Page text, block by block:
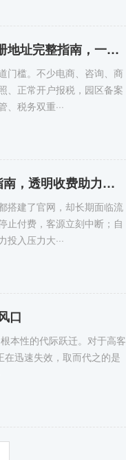
上海创业无办公场地怎么办？园区合规虚拟注册地址完整指南，一站式代办无隐形收费
门槛。不少电商、咨询、商
、正常开户报税，园区备案
税务双重···
上海 SEO 优化公司怎么选？本土代运营避坑指南，透明收费助力企业降本增效
搭建了官网，却长期面临流
止付费，客源立刻中断；自
入压力大···
口
本性的代际跃迁。对于高客
在迅速失效，取而代之的是